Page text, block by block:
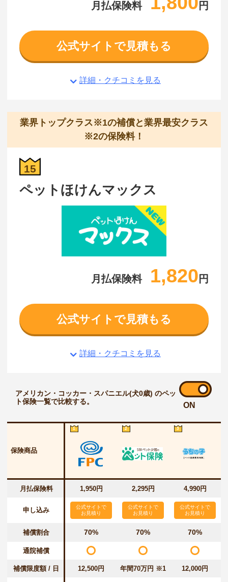
月払保険料 円
公式サイトで見積もる
詳細・クチコミを見る
業界トップクラス※1の補償と業界最安クラス
※2の保険料！
15
ペットほけんマックス
月払保険料 1,820 円
公式サイトで見積もる
詳細・クチコミを見る
アメリカン・コッカー・スパニエル(犬0歳) のペッ
ト保険一覧で比較する。
ON
保険商品
1 2 3
月払保険料 1,950円 2,295円 4,990円
申し込み
公式サイトで
お見積り
公式サイトで
お見積り
公式サイトで
お見積り
補償割合 70% 70% 70%
通院補償
補償限度額 / 日 12,500円 年間70万円 ※1 12,000円